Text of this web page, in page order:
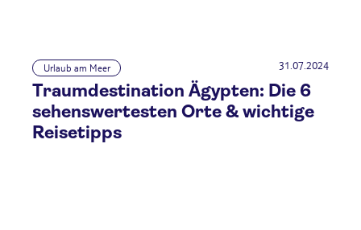
Urlaub am Meer 31.07.2024
Traumdestination Ägypten: Die 6
sehenswertesten Orte & wichtige
Reisetipps